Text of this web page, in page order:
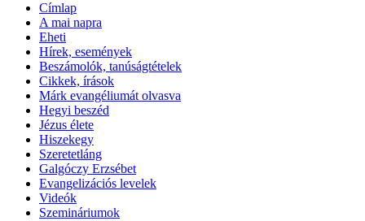
Címlap
A mai napra
Eheti
Hírek, események
Beszámolók, tanúságtételek
Cikkek, írások
Márk evangéliumát olvasva
Hegyi beszéd
Jézus élete
Hiszekegy
Szeretetláng
Galgóczy Erzsébet
Evangelizációs levelek
Videók
Szemináriumok